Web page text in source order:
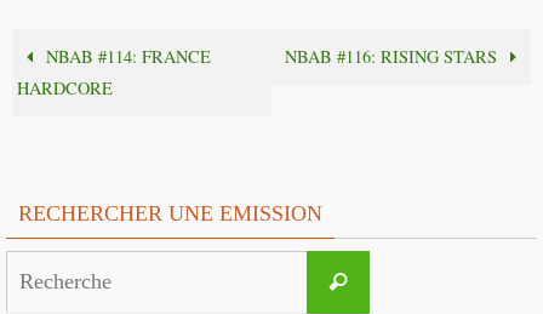
NBAB #114: FRANCE
HARDCORE
NBAB #116: RISING STARS
RECHERCHER UNE EMISSION
Recherche